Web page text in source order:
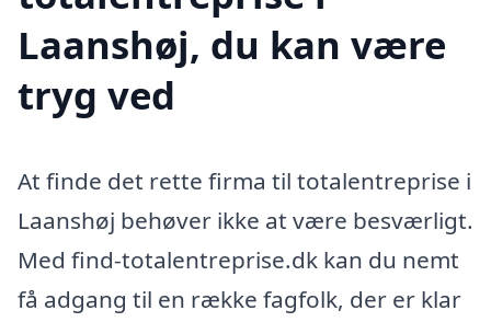
Laanshøj, du kan være
tryg ved
At finde det rette firma til totalentreprise i
Laanshøj behøver ikke at være besværligt.
Med find-totalentreprise.dk kan du nemt
få adgang til en række fagfolk, der er klar